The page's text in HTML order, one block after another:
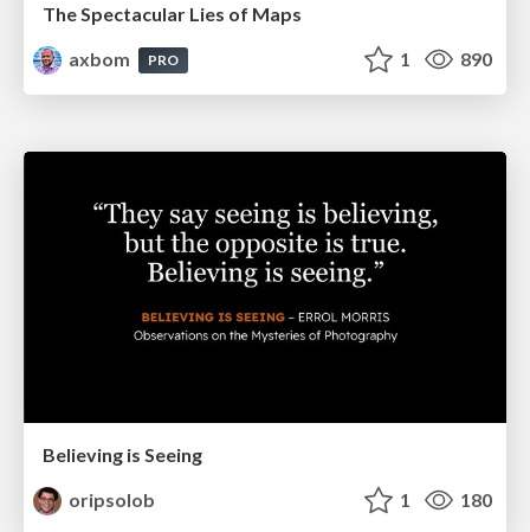
The Spectacular Lies of Maps
axbom
PRO 1 890
Believing is Seeing
oripsolob
1 180